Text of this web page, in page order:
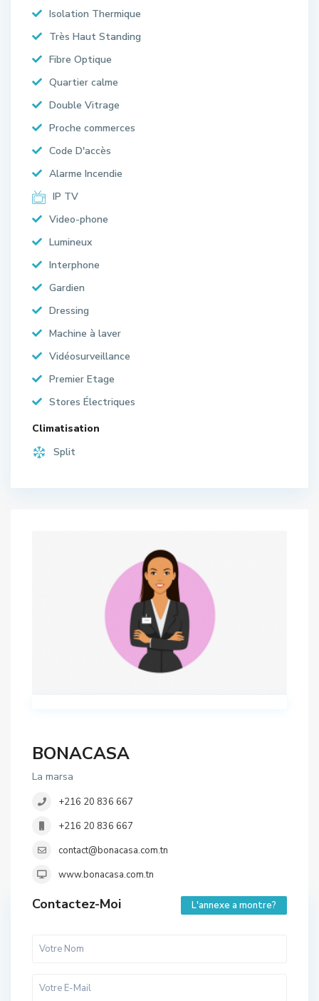
Isolation Thermique
Très Haut Standing
Fibre Optique
Quartier calme
Double Vitrage
Proche commerces
Code D'accès
Alarme Incendie
IP TV
Video-phone
Lumineux
Interphone
Gardien
Dressing
Machine à laver
Vidéosurveillance
Premier Etage
Stores Électriques
Climatisation
Split
BONACASA
La marsa
+216 20 836 667
+216 20 836 667
contact@bonacasa.com.tn
www.bonacasa.com.tn
Contactez-Moi L'annexe a montre?